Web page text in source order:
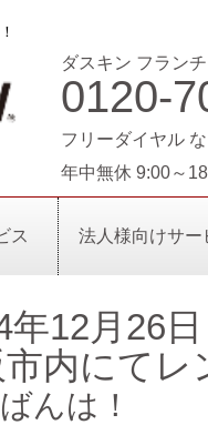
ダスキン フラン
0120-
フリーダイヤル
年中無休 9:00～
ス 法人様向けサー
年12月26日
市内にてレ
んは！